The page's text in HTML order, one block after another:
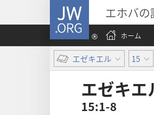
JW.ORG エホバの
ホーム
エゼキエル 15
エゼキエ
15:1-8